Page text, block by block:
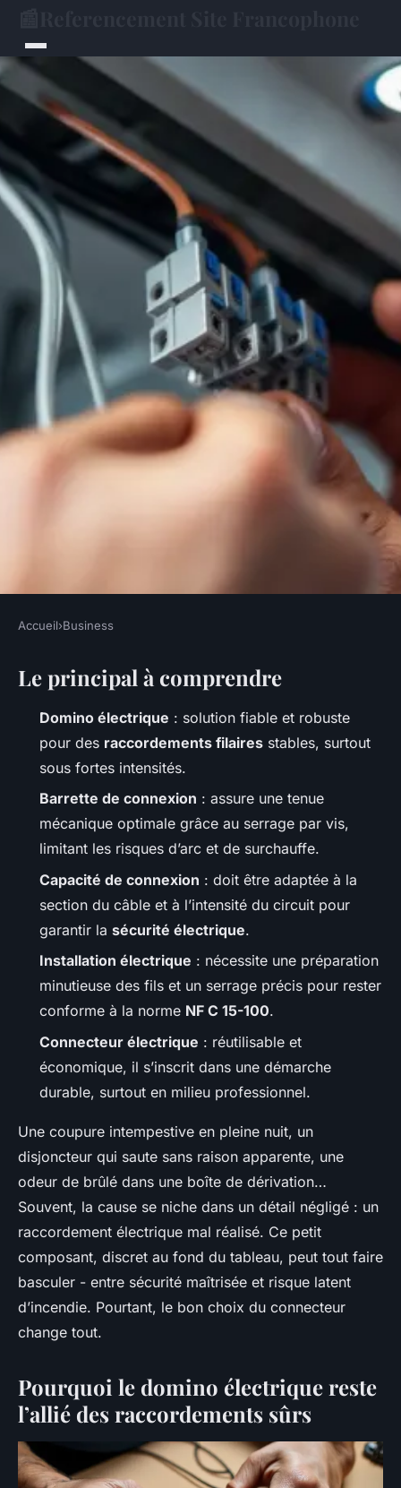
Découvrez pourquoi le
domino électrique assure des
connexions efficaces
Accueil›Business
Le principal à comprendre
Domino électrique : solution fiable et robuste
pour des raccordements filaires stables, surtout
sous fortes intensités.
Barrette de connexion : assure une tenue
mécanique optimale grâce au serrage par vis,
limitant les risques d’arc et de surchauffe.
Capacité de connexion : doit être adaptée à la
section du câble et à l’intensité du circuit pour
garantir la sécurité électrique.
Installation électrique : nécessite une préparation
minutieuse des fils et un serrage précis pour rester
conforme à la norme NF C 15-100.
Connecteur électrique : réutilisable et
économique, il s’inscrit dans une démarche
durable, surtout en milieu professionnel.
Une coupure intempestive en pleine nuit, un
disjoncteur qui saute sans raison apparente, une
odeur de brûlé dans une boîte de dérivation…
Souvent, la cause se niche dans un détail négligé : un
raccordement électrique mal réalisé. Ce petit
composant, discret au fond du tableau, peut tout faire
basculer - entre sécurité maîtrisée et risque latent
d’incendie. Pourtant, le bon choix du connecteur
change tout.
Pourquoi le domino électrique reste
l’allié des raccordements sûrs